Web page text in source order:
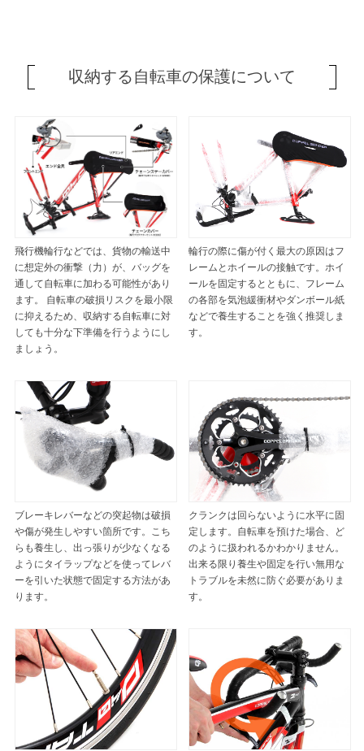
収納する自転車の保護について
飛行機輪行などでは、貨物の輸送中
に想定外の衝撃（力）が、バッグを
通して自転車に加わる可能性があり
ます。 自転車の破損リスクを最小限
に抑えるため、収納する自転車に対
しても十分な下準備を行うようにし
ましょう。
輪行の際に傷が付く最大の原因はフ
レームとホイールの接触です。ホイ
ールを固定するとともに、フレーム
の各部を気泡緩衝材やダンボール紙
などで養生することを強く推奨しま
す。
ブレーキレバーなどの突起物は破損
や傷が発生しやすい箇所です。こち
らも養生し、出っ張りが少なくなる
ようにタイラップなどを使ってレバ
ーを引いた状態で固定する方法があ
ります。
クランクは回らないように水平に固
定します。自転車を預けた場合、ど
のように扱われるかわかりません。
出来る限り養生や固定を行い無用な
トラブルを未然に防ぐ必要がありま
す。